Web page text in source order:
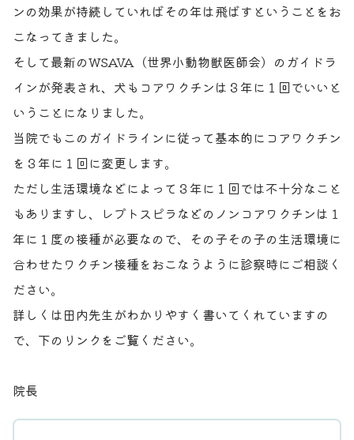
ンの効果が持続していればその年は飛ばすということをお
こなってきました。
そして最新のWSAVA（世界小動物獣医師会）のガイドラ
インが発表され、犬もコアワクチンは３年に１回でいいと
いうことになりました。
当院でもこのガイドラインに従って基本的にコアワクチン
を３年に１回に変更します。
ただし生活環境などによって３年に１回では不十分なこと
もありますし、レプトスピラなどのノンコアワクチンは１
年に１度の接種が必要なので、その子その子の生活環境に
合わせたワクチン接種をおこなうように診察時にご相談く
ださい。
詳しくは田内先生がわかりやすく書いてくれていますの
で、下のリンクをご覧ください。
院長